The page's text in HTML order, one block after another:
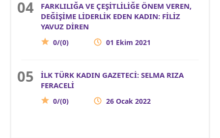
FARKLILIĞA VE ÇEŞİTLİLİĞE ÖNEM VEREN,
DEĞİŞİME LİDERLİK EDEN KADIN: FİLİZ
YAVUZ DİREN
0/(0) 01 Ekim 2021
İLK TÜRK KADIN GAZETECİ: SELMA RIZA
FERACELİ
0/(0) 26 Ocak 2022